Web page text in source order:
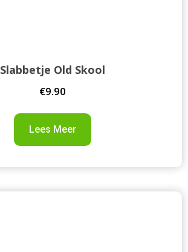
Slabbetje Old Skool
€9.90
Lees Meer